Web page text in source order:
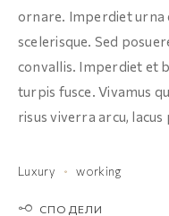
ornare. Imperdiet urna
scelerisque. Sed
convallis. Imperdiet et
turpis fusce. Vivamus
risus viverra arcu, lacus
Luxury working
СПОДЕЛИ